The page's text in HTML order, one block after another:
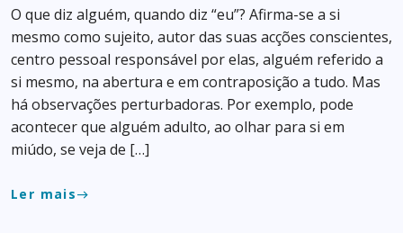
O que diz alguém, quando diz “eu”? Afirma-se a si
mesmo como sujeito, autor das suas acções conscientes,
centro pessoal responsável por elas, alguém referido a
si mesmo, na abertura e em contraposição a tudo. Mas
há observações perturbadoras. Por exemplo, pode
acontecer que alguém adulto, ao olhar para si em
miúdo, se veja de […]
Ler maiseast